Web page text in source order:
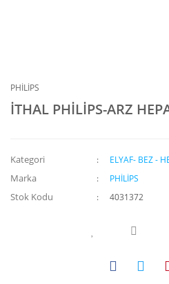
PHİLİPS
İTHAL PHİLİPS-ARZ
Kategori ELYAF- BEZ -
Marka PHİLİPS
Stok Kodu 4031372